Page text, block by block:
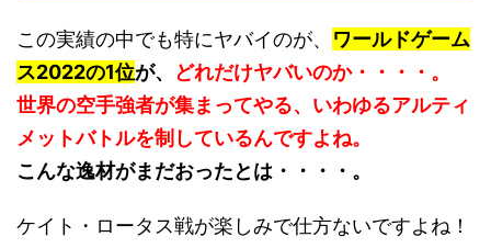
この実績の中でも特にヤバイのが、 ワールドゲーム
ス2022の1位が、 どれだけヤバいのか・・・・。
世界の空手強者が集まってやる、いわゆるアルティ
メットバトルを制しているんですよね。
こんな逸材がまだおったとは・・・・。
ケイト・ロータス戦が楽しみで仕方ないですよね！